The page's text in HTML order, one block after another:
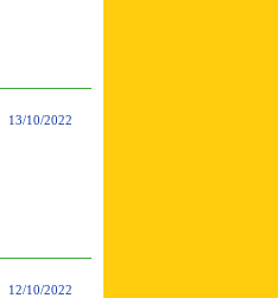
13/10/2022
12/10/2022